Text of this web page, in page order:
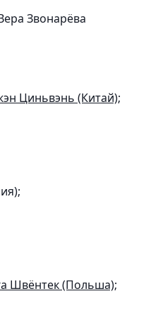
Звонарёва
Циньвэнь (Китай);
Швёнтек (Польша);